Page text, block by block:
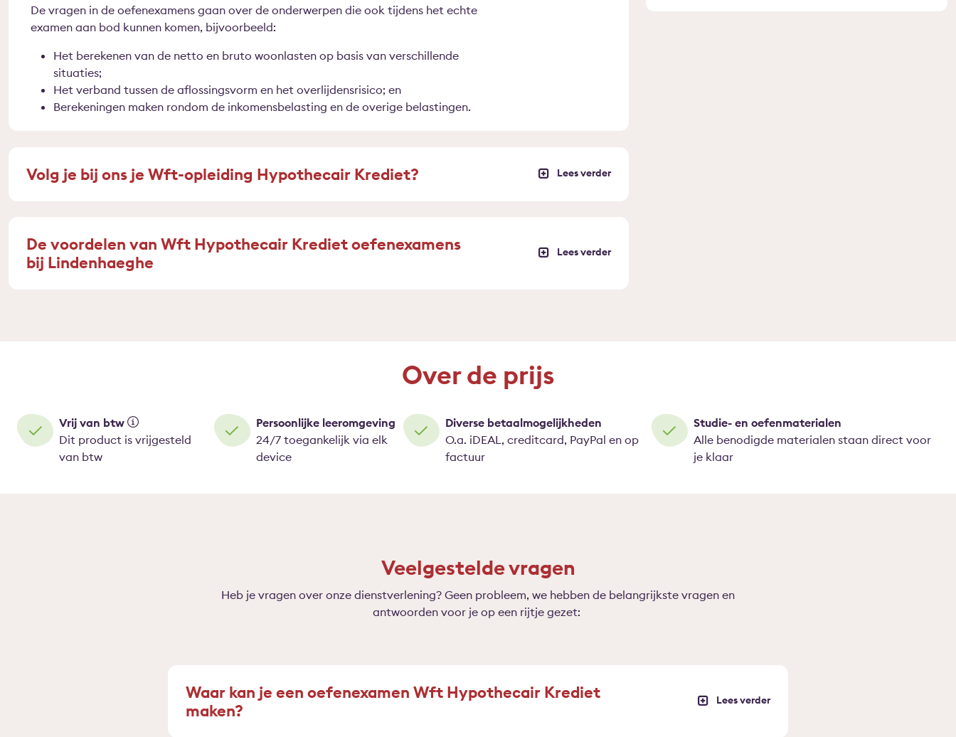
De vragen in de oefenexamens gaan over de onderwerpen die ook tijdens het echte
examen aan bod kunnen komen, bijvoorbeeld:
Het berekenen van de netto en bruto woonlasten op basis van verschillende
situaties;
Het verband tussen de aflossingsvorm en het overlijdensrisico; en
Berekeningen maken rondom de inkomensbelasting en de overige belastingen.
Volg je bij ons je Wft-opleiding Hypothecair Krediet?
De voordelen van Wft Hypothecair Krediet oefenexamens
bij Lindenhaeghe
Over de prijs
Vrij van btw
Dit product is vrijgesteld
van btw
Persoonlijke leeromgeving
24/7 toegankelijk via elk
device
Diverse betaalmogelijkheden
O.a. iDEAL, creditcard, PayPal en op
factuur
Studie- en oefenmaterialen
Alle benodigde materialen staan direct voor
je klaar
Veelgestelde vragen
Heb je vragen over onze dienstverlening? Geen probleem, we hebben de belangrijkste vragen en
antwoorden voor je op een rijtje gezet:
Waar kan je een oefenexamen Wft Hypothecair Krediet
maken?